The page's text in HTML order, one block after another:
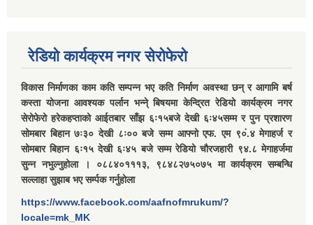
रेडियो कार्यक्रम नगर सेरोफेरो
विकास निर्माणका काम कति सम्पन्न भए कति निर्माण अवस्था छन् र आगामि बर्ष
कस्ता योजना आवश्यक पर्लान भन्ने् बिषयमा केन्द्रित रेडियो कार्यक्रम नगर
सेरोफेरो हरेकहप्ताको आईतबार साँझ ६ः१५बजे देखी ६ः४५सम्म र पुन प्रशारण
सोमबार बिहान ७ः३० देखी ८ः०० बजे सम्म आफ्नो एफ. एम ९०ं.४ मेगाहर्ज र
सोमबार बिहान ६ः१५ देखी ६ः४५ बजे सम्म रेडियो चौरजहारी ९४.८ मेगाहर्जमा
सुन्न नभुल्नुहोला । ०८८४०१११३, ९८४८२७५०७५ मा कार्यक्रम सम्बन्धि
सल्लाहा सुझाब भए सर्म्पक गर्नुहोला
https://www.facebook.com/aafnofmrukum/?
locale=mk_MK